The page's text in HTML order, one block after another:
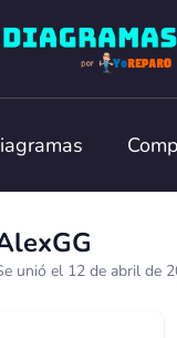
unió el 12 de abril de